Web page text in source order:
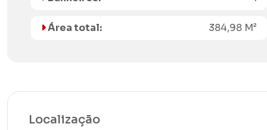
Área total: 384,98 M²
Localização